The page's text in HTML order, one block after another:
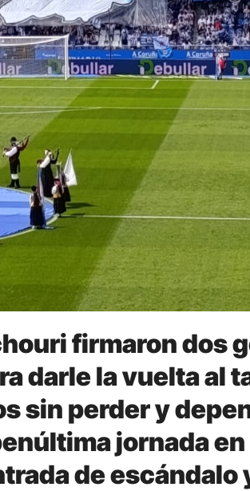
firmaron dos
darle la vuelta al
sin perder y
jornada
de escándalo